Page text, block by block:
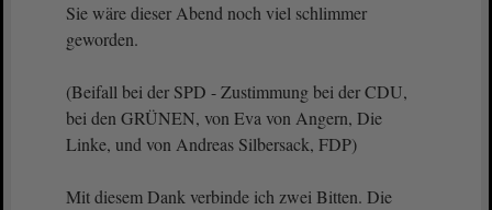
Sie wäre dieser Abend noch viel schlimmer
geworden.
(Beifall bei der SPD - Zustimmung bei der CDU,
bei den GRÜNEN, von Eva von Angern, Die
Linke, und von Andreas Silbersack, FDP)
Mit diesem Dank verbinde ich zwei Bitten. Die